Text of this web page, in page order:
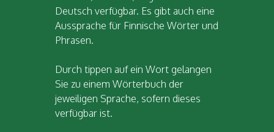
Deutsch verfügbar. Es gibt auch eine
Aussprache für Finnische Wörter und
Phrasen.
Durch tippen auf ein Wort gelangen
Sie zu einem Wörterbuch der
jeweiligen Sprache, sofern dieses
verfügbar ist.